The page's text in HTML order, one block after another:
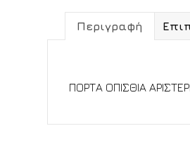
Περιγραφή
ΠΟΡΤΑ ΟΠΙΣΘΙΑ